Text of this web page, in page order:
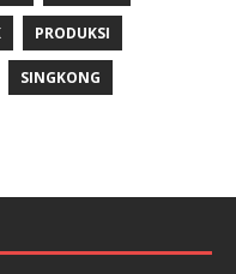
PRODUKSI
SINGKONG